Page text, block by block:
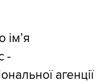
ім’я
-
агенції